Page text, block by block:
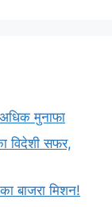
मुनाफा
विदेशी सफर,
बाजरा मिशन!